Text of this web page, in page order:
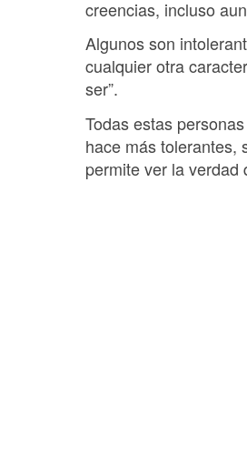
creencias, incluso
Algunos son
cualquier otra
ser”.
Todas estas
hace más tolerantes,
permite ver la verdad